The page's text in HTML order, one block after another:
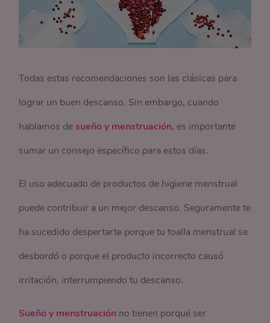
Todas estas recomendaciones son las clásicas para
lograr un buen descanso. Sin embargo, cuando
hablamos desueño y menstruación, es importante
sumar un consejo específico para estos días.
El uso adecuado de productos de higiene menstrual
puede contribuir a un mejor descanso. Seguramente te
ha sucedido despertarte porque tu toalla menstrual se
desbordó o porque el producto incorrecto causó
irritación, interrumpiendo tu descanso.
Sueño y menstruación no tienen porqué ser